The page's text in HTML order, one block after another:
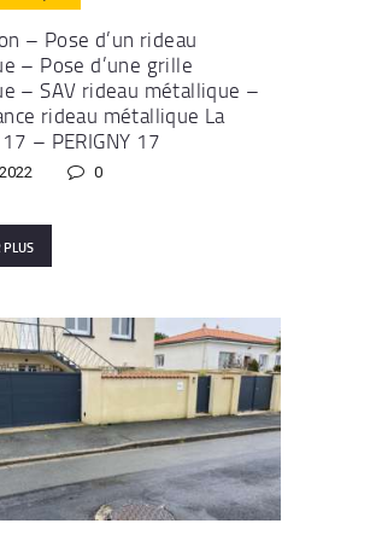
– Pose d’un rideau
– Pose d’une grille
– SAV rideau métallique –
rideau métallique La
– PERIGNY 17
0
PLUS